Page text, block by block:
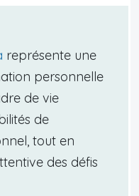
représente une
personnelle
de vie
de
tout en
des défis